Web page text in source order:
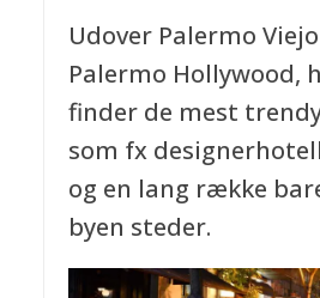
Udover Palermo
Palermo Hollywood,
finder de mest
som fx
og en lang række
byen steder.